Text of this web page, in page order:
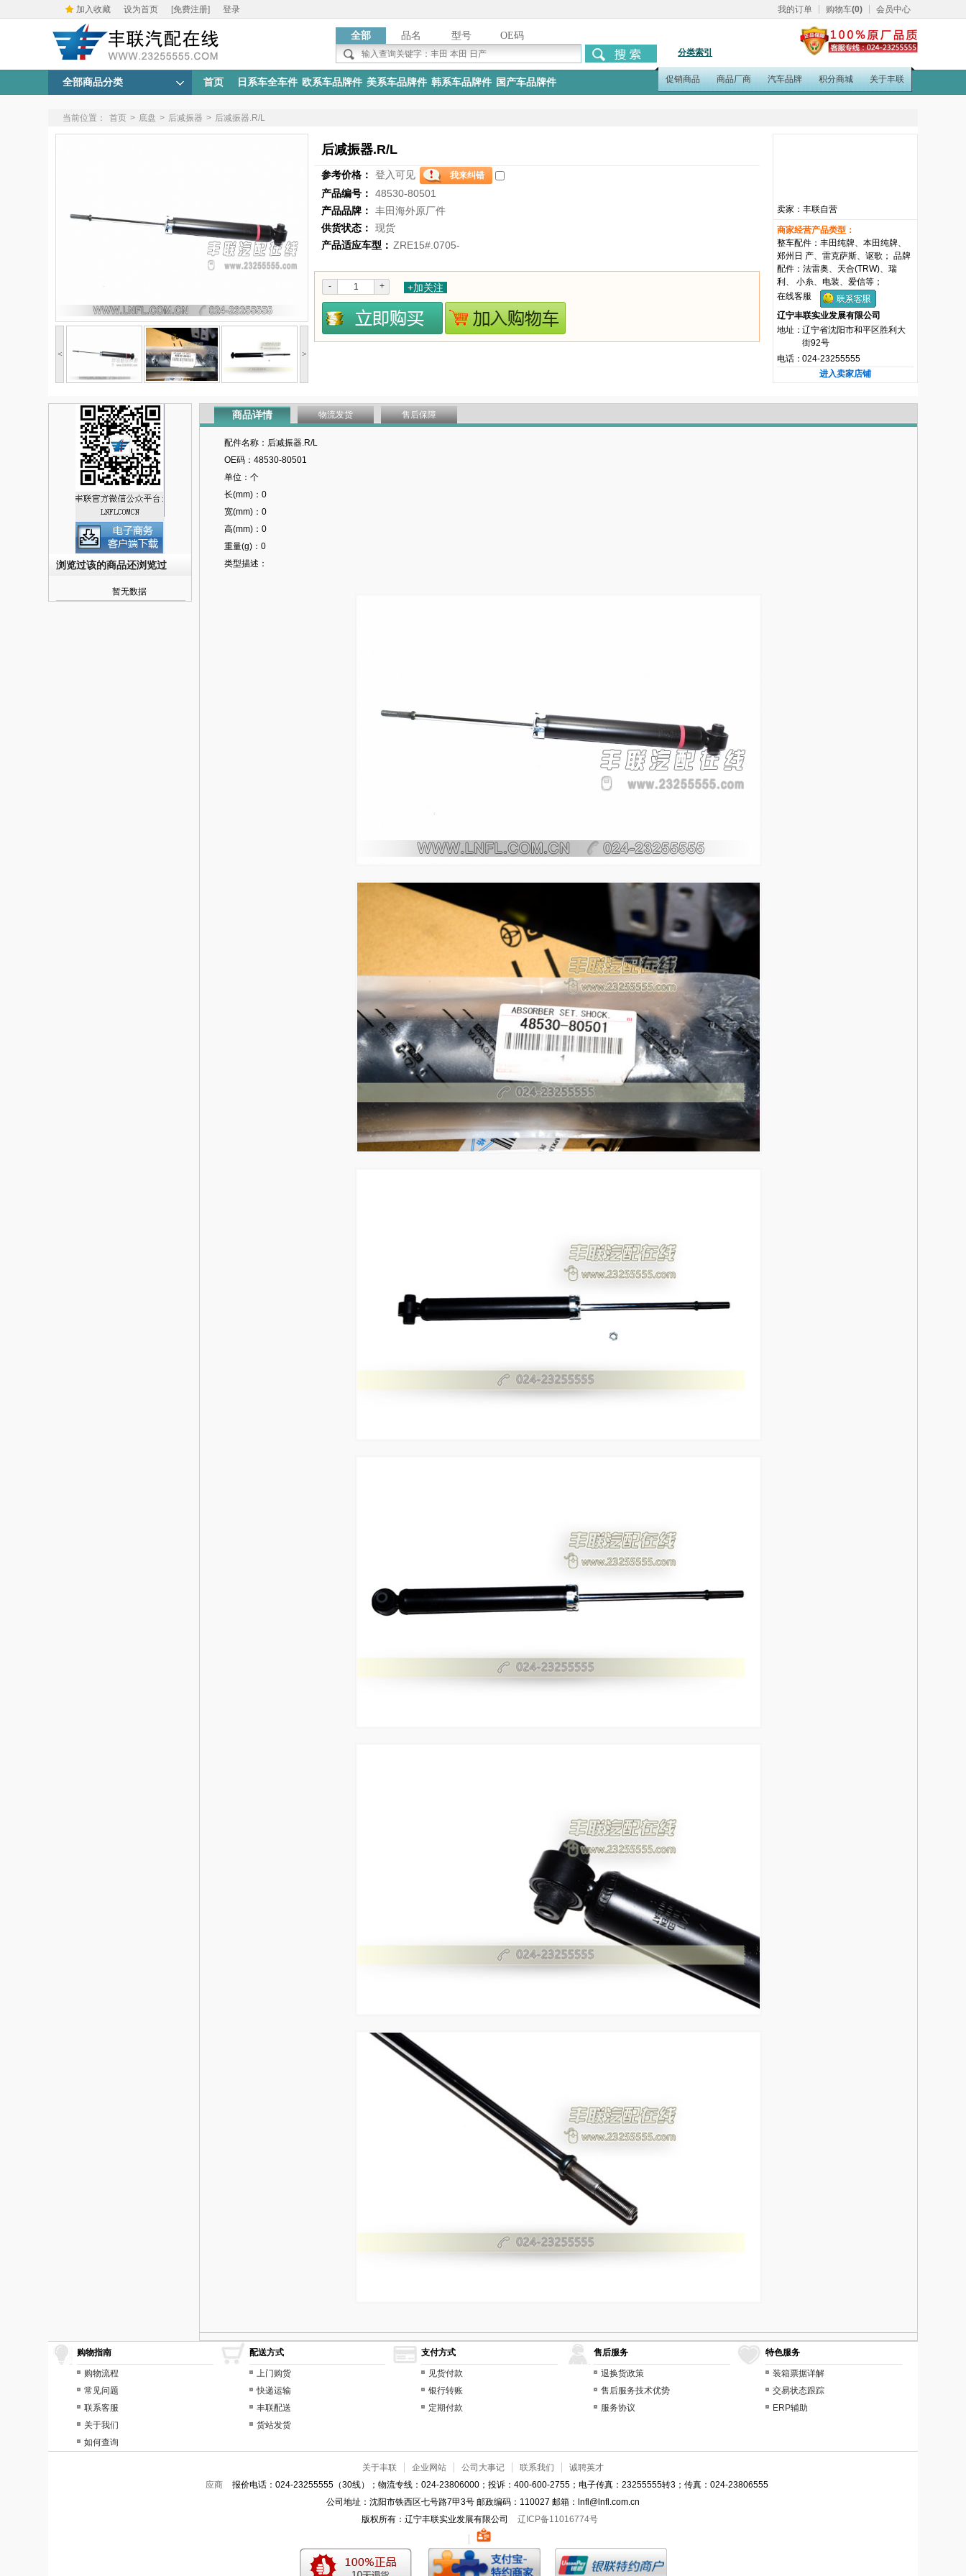
加入收藏 设为首页 [免费注册] 登录 我的订单 购物车(0) 会员中心
分类索引
全部 品名 型号 OE码
促销商品 商品厂商 汽车品牌 积分商城 关于丰联
全部商品分类 首页 日系车全车件 欧系车品牌件 美系车品牌件 韩系车品牌件 国产车品牌件
当前位置： 首页 > 底盘 > 后减振器 > 后减振器.R/L
< >
后减振器.R/L
参考价格：
登入可见
产品编号：
48530-80501
产品品牌：
丰田海外原厂件
供货状态：
现货
产品适应车型： ZRE15#.0705-
- + +加关注
卖家：丰联自营
商家经营产品类型：
整车配件：丰田纯牌、本田纯牌、
郑州日 产、雷克萨斯、讴歌； 品牌
配件：法雷奥、天合(TRW)、瑞
利、 小糸、电装、爱信等；
在线客服
辽宁丰联实业发展有限公司
地址：辽宁省沈阳市和平区胜利大
街92号
电话：024-23255555
进入卖家店铺
浏览过该的商品还浏览过
暂无数据
商品详情 物流发货 售后保障
配件名称：后减振器.R/L
OE码：48530-80501
单位：个
长(mm)：0
宽(mm)：0
高(mm)：0
重量(g)：0
类型描述：
购物指南
购物流程
常见问题
联系客服
关于我们
如何查询
配送方式
上门购货
快递运输
丰联配送
货站发货
支付方式
见货付款
银行转账
定期付款
售后服务
退换货政策
售后服务技术优势
服务协议
特色服务
装箱票据详解
交易状态跟踪
ERP辅助
关于丰联 企业网站 公司大事记 联系我们
诚聘英才
应商
报价电话：024-23255555（30线）；物流专线：024-23806000；投诉：400-600-2755；电子传真：23255555转3；传真：024-23806555
公司地址：沈阳市铁西区七号路7甲3号 邮政编码：110027 邮箱：lnfl@lnfl.com.cn
版权所有：辽宁丰联实业发展有限公司
辽ICP备11016774号